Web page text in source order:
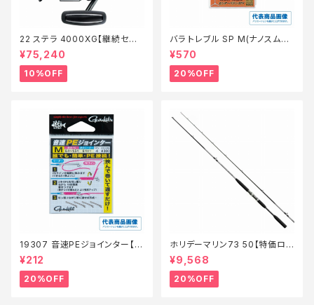
22 ステラ 4000XG【継続セー
ル_リール】【10】
¥75,240
10%OFF
バラ トレブル SP M(ナノスムー
スコート)【特価仕掛】【20】
¥570
20%OFF
19307 音速PEジョインター【特
価仕掛】【20】
¥212
20%OFF
ホリデーマリン73 50【特価ロッ
ド】【20】
¥9,568
20%OFF